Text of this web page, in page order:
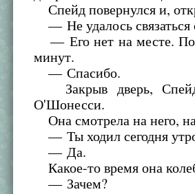
Спейд повернулся и,
— Не удалось
— Его нет на месте.
минут.
— Спасибо.
Закрыв дверь,
О'Шонесси.
Она смотрела на него,
— Ты ходил сегодня
— Да.
Какое-то время она
— Зачем?